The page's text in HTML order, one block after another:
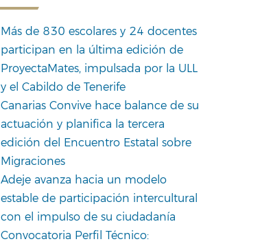
Más de 830 escolares y 24 docentes
participan en la última edición de
ProyectaMates, impulsada por la ULL
y el Cabildo de Tenerife
Canarias Convive hace balance de su
actuación y planifica la tercera
edición del Encuentro Estatal sobre
Migraciones
Adeje avanza hacia un modelo
estable de participación intercultural
con el impulso de su ciudadanía
Convocatoria Perfil Técnico: